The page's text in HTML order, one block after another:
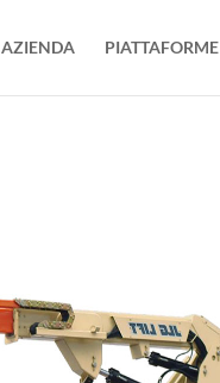
AZIENDA PIATTAFORME